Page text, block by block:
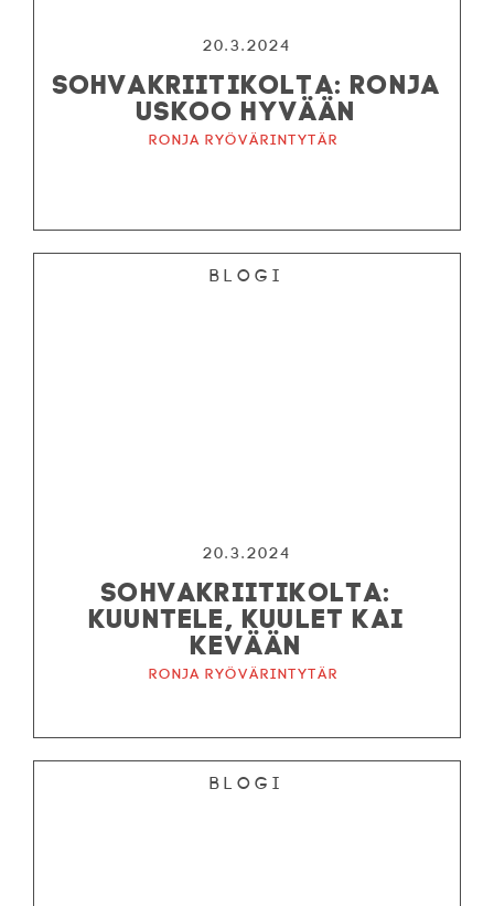
20.3.2024
SOHVAKRIITIKOLTA: RONJA
USKOO HYVÄÄN
Ronja ryövärintytär
Blogi
20.3.2024
SOHVAKRIITIKOLTA:
KUUNTELE, KUULET KAI
KEVÄÄN
Ronja ryövärintytär
Blogi